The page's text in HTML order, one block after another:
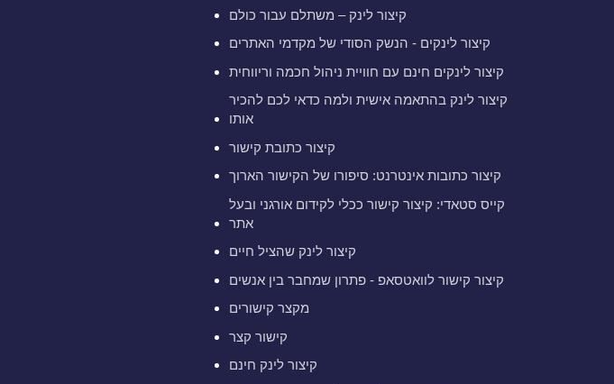
קיצור לינק – משתלם עבור כולם
קיצור לינקים - הנשק הסודי של מקדמי האתרים
קיצור לינקים חינם עם חוויית ניהול חכמה וריווחית
קיצור לינק בהתאמה אישית ולמה כדאי לכם להכיר
אותו
קיצור כתובת קישור
קיצור כתובות אינטרנט: סיפורו של הקישור הארוך
קייס סטאדי: קיצור קישור ככלי לקידום אורגני ובעל
אתר
קיצור לינק שהציל חיים
קיצור קישור לוואטסאפ - פתרון שמחבר בין אנשים
מקצר קישורים
קישור קצר
קיצור לינק חינם